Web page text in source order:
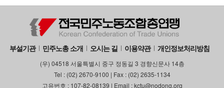
부설기관 민주노총 소개 오시는 길 이용약관 개인정보처리방침
(우) 04518 서울특별시 중구 정동길 3 경향신문사 14층
Tel : (02) 2670-9100 | Fax : (02) 2635-1134
고유번호 : 107-82-08139 | Email : kctu@nodong.org